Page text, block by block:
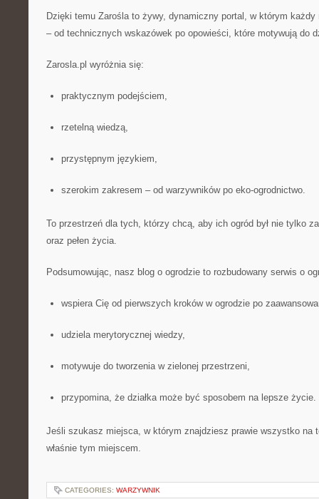
Dzięki temu Zarośla to żywy, dynamiczny portal, w którym
– od technicznych wskazówek po opowieści, które motywują do
Zarosla.pl wyróżnia się:
praktycznym podejściem,
rzetelną wiedzą,
przystępnym językiem,
szerokim zakresem – od warzywników po eko-ogrodnictwo.
To przestrzeń dla tych, którzy chcą, aby ich ogród był nie tylko
oraz pełen życia.
Podsumowując, nasz blog o ogrodzie to rozbudowany serwis o
wspiera Cię od pierwszych kroków w ogrodzie po
udziela merytorycznej wiedzy,
motywuje do tworzenia w zielonej przestrzeni,
przypomina, że działka może być sposobem na lepsze życie.
Jeśli szukasz miejsca, w którym znajdziesz prawie wszystko na
właśnie tym miejscem.
CATEGORIES: WARZYWNIK